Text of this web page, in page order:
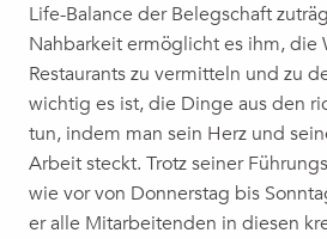
Life-Balance der Belegschaft
Nahbarkeit ermöglicht es ihm, die
Restaurants zu vermitteln und zu
wichtig es ist, die Dinge aus den
tun, indem man sein Herz und
Arbeit steckt. Trotz seiner
wie vor von Donnerstag bis
er alle Mitarbeitenden in diesen